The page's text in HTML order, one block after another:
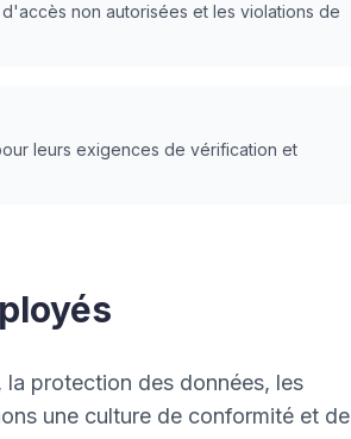
non autorisées et les violations de
leurs exigences de vérification et
protection des données, les
une culture de conformité et de